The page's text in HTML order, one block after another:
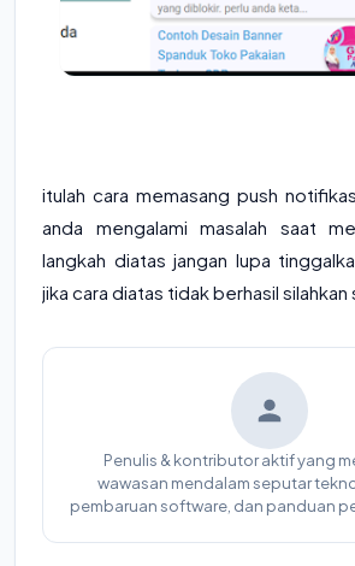
itulah cara memasang push
anda mengalami masalah saat
langkah diatas jangan lupa
jika cara diatas tidak berhasil silahkan
Penulis & kontributor aktif yang
wawasan mendalam seputar
pembaruan software, dan panduan